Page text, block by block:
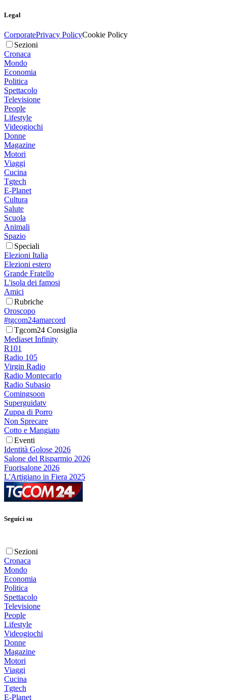
Legal
CorporatePrivacy PolicyCookie Policy
Sezioni
Cronaca
Mondo
Economia
Politica
Spettacolo
Televisione
People
Lifestyle
Videogiochi
Donne
Magazine
Motori
Viaggi
Cucina
Tgtech
E-Planet
Cultura
Salute
Scuola
Animali
Spazio
Speciali
Elezioni Italia
Elezioni estero
Grande Fratello
L'isola dei famosi
Amici
Rubriche
Oroscopo
#tgcom24amarcord
Tgcom24 Consiglia
Mediaset Infinity
R101
Radio 105
Virgin Radio
Radio Montecarlo
Radio Subasio
Comingsoon
Superguidatv
Zuppa di Porro
Non Sprecare
Cotto e Mangiato
Eventi
Identità Golose 2026
Salone del Risparmio 2026
Fuorisalone 2026
L'Artigiano in Fiera 2025
Seguici su
Sezioni
Cronaca
Mondo
Economia
Politica
Spettacolo
Televisione
People
Lifestyle
Videogiochi
Donne
Magazine
Motori
Viaggi
Cucina
Tgtech
E-Planet